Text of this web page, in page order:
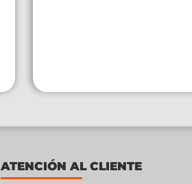
ATENCIÓN AL CLIENTE